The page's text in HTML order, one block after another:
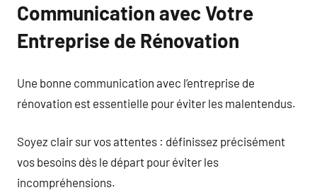
Communication avec Votre
Entreprise de Rénovation
Une bonne communication avec l’entreprise de
rénovation est essentielle pour éviter les malentendus.
Soyez clair sur vos attentes : définissez précisément
vos besoins dès le départ pour éviter les
incompréhensions.